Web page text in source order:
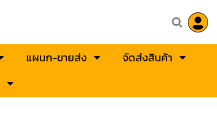
แผนก-ขายส่ง
จัดส่งสินค้า